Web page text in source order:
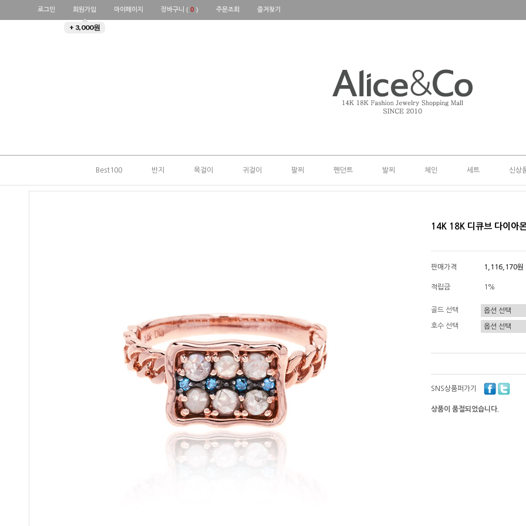
로그인 회원가입
+ 3,000원
마이페이지 장바구니 ( 0 ) 주문조회 즐겨찾기
Best100 반지 목걸이 귀걸이 팔찌 펜던트 발찌 체인 세트 신상
14K 18K 디큐브 다이아
판매가격 1,116,170원
적립금 1%
골드 선택
호수 선택
SNS상품퍼가기
상품이 품절되었습니다.